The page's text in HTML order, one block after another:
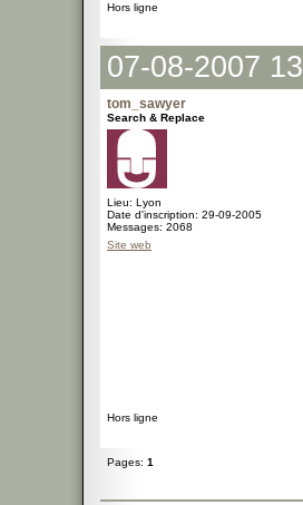
Hors ligne
07-08-2007
tom_sawyer
Search & Replace
Lieu: Lyon
Date d'inscription: 29-09-2005
Messages: 2068
Site web
Hors ligne
Pages: 1